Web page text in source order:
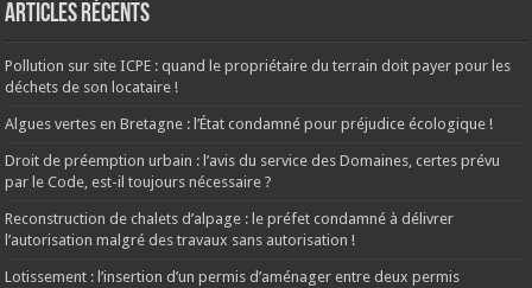
Articles récents
Pollution sur site ICPE : quand le propriétaire du terrain doit payer pour les
déchets de son locataire !
Algues vertes en Bretagne : l’État condamné pour préjudice écologique !
Droit de préemption urbain : l’avis du service des Domaines, certes prévu
par le Code, est-il toujours nécessaire ?
Reconstruction de chalets d’alpage : le préfet condamné à délivrer
l’autorisation malgré des travaux sans autorisation !
Lotissement : l’insertion d’un permis d’aménager entre deux permis